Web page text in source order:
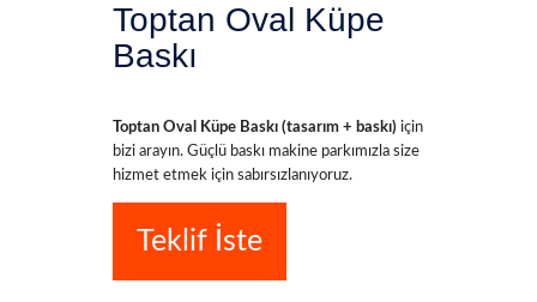
Toptan Oval Küpe
Baskı
Toptan Oval Küpe Baskı (tasarım + baskı) için
bizi arayın. Güçlü baskı makine parkımızla size
hizmet etmek için sabırsızlanıyoruz.
Teklif İste